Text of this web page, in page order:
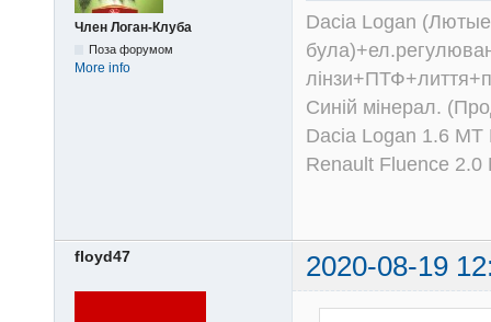
Член Логан-Клуба
Поза форумом
More info
Dacia Logan
Синій мінерал.
Dacia Logan 1.6 MT
Renault Fluence
floyd47 2020-08-19